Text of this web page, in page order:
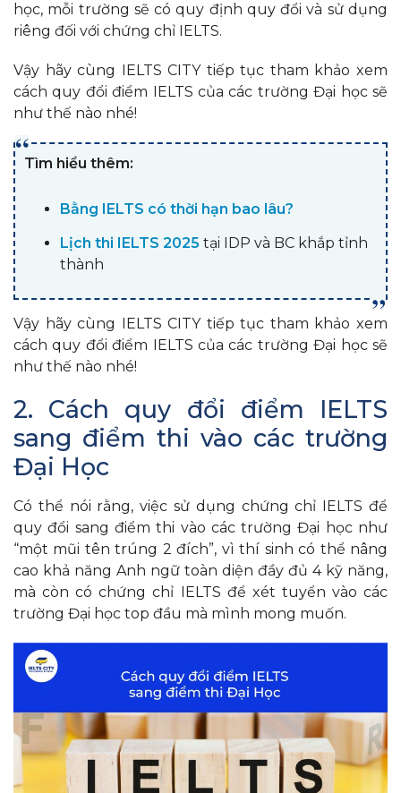
học, mỗi trường sẽ có quy định quy đổi và sử dụng
riêng đối với chứng chỉ IELTS.
Vậy hãy cùng IELTS CITY tiếp tục tham khảo xem
cách quy đổi điểm IELTS của các trường Đại học sẽ
như thế nào nhé!
Tìm hiểu thêm:
Bằng IELTS có thời hạn bao lâu?
Lịch thi IELTS 2025 tại IDP và BC khắp tỉnh
thành
Vậy hãy cùng IELTS CITY tiếp tục tham khảo xem
cách quy đổi điểm IELTS của các trường Đại học sẽ
như thế nào nhé!
2. Cách quy đổi điểm IELTS
sang điểm thi vào các trường
Đại Học
Có thể nói rằng, việc sử dụng chứng chỉ IELTS để
quy đổi sang điểm thi vào các trường Đại học như
“một mũi tên trúng 2 đích”, vì thí sinh có thể nâng
cao khả năng Anh ngữ toàn diện đầy đủ 4 kỹ năng,
mà còn có chứng chỉ IELTS để xét tuyển vào các
trường Đại học top đầu mà mình mong muốn.